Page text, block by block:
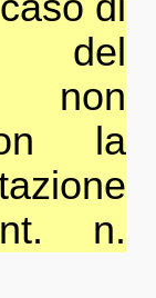
del
non
la
n.